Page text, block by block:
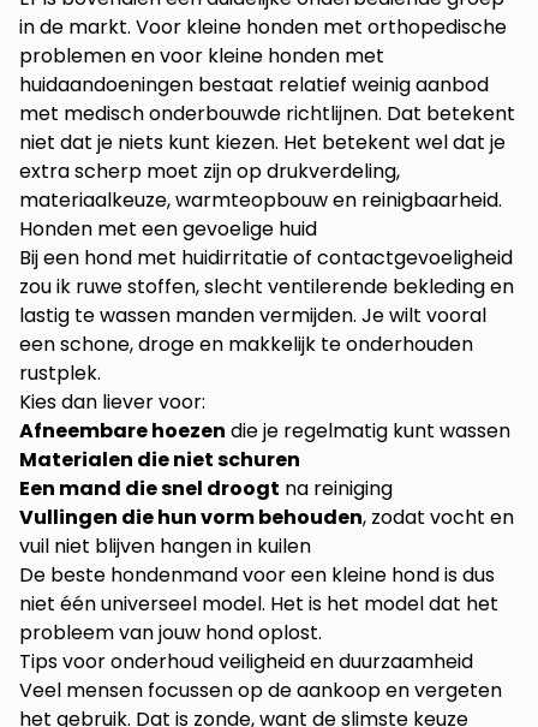
in de markt. Voor kleine honden met orthopedische
problemen en voor kleine honden met
huidaandoeningen bestaat relatief weinig aanbod
met medisch onderbouwde richtlijnen. Dat betekent
niet dat je niets kunt kiezen. Het betekent wel dat je
extra scherp moet zijn op drukverdeling,
materiaalkeuze, warmteopbouw en reinigbaarheid.
Honden met een gevoelige huid
Bij een hond met huidirritatie of contactgevoeligheid
zou ik ruwe stoffen, slecht ventilerende bekleding en
lastig te wassen manden vermijden. Je wilt vooral
een schone, droge en makkelijk te onderhouden
rustplek.
Kies dan liever voor:
Afneembare hoezen die je regelmatig kunt wassen
Materialen die niet schuren
Een mand die snel droogt na reiniging
Vullingen die hun vorm behouden, zodat vocht en
vuil niet blijven hangen in kuilen
De beste hondenmand voor een kleine hond is dus
niet één universeel model. Het is het model dat het
probleem van jouw hond oplost.
Tips voor onderhoud veiligheid en duurzaamheid
Veel mensen focussen op de aankoop en vergeten
het gebruik. Dat is zonde, want de slimste keuze